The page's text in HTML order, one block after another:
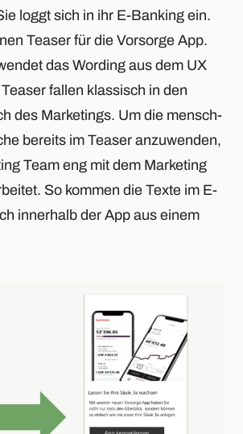
loggt sich in ihr E-Banking ein.
Teaser für die Vorsorge App.
das Wording aus dem UX
fallen klassisch in den
des Marketings. Um die mensch-
bereits im Teaser anzuwenden,
Team eng mit dem Marketing
So kommen die Texte im E-
innerhalb der App aus einem